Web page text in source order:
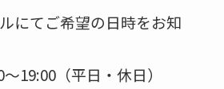
にてご希望の日時をお知
19:00（平日・休日）